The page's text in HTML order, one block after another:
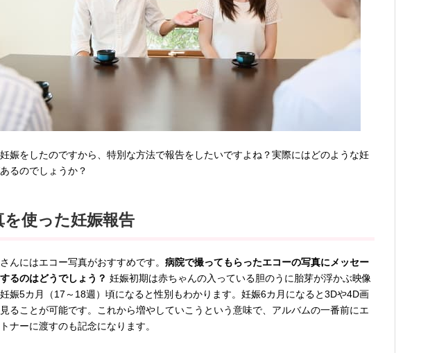
娠をしたのですから、特別な方法で報告をしたいですよね？実際にはどのような妊
るのでしょうか？
を使った妊娠報告
んにはエコー写真がおすすめです。 病院で撮ってもらったエコーの写真にメッセー
るのはどうでしょう？ 妊娠初期は赤ちゃんの入っている胆のうに胎芽が浮かぶ映像
娠5カ月（17～18週）頃になると性別もわかります。妊娠6カ月になると3Dや4D画
ることが可能です。これから増やしていこうという意味で、アルバムの一番前にエ
ナーに渡すのも記念になります。